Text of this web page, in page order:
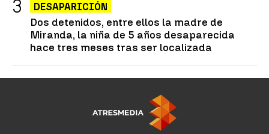
DESAPARICIÓN
Dos detenidos, entre ellos la madre de
Miranda, la niña de 5 años desaparecida
hace tres meses tras ser localizada